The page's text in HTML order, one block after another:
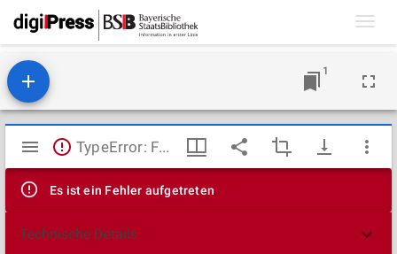
1
Mirador
Viewer
TypeError: Failed to fetch
Es ist ein Fehler aufgetreten
Technische Details